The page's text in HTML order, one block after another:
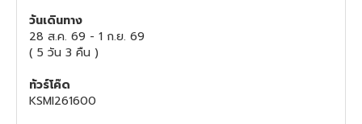
วันเดินทาง
28 ส.ค. 69 - 1 ก.ย. 69
( 5 วัน 3 คืน )
ทัวร์โค๊ด
KSMI261600
ทัวร์อียิปต์